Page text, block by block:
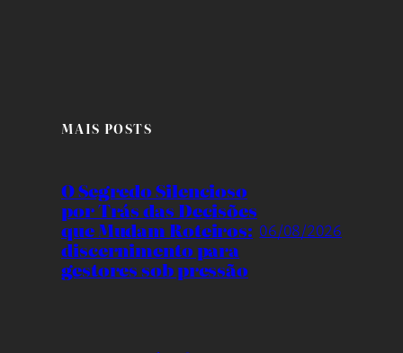
MAIS POSTS
O Segredo Silencioso
por Trás das Decisões
que Mudam Roteiros:
discernimento para
gestores sob pressão
06/08/2026